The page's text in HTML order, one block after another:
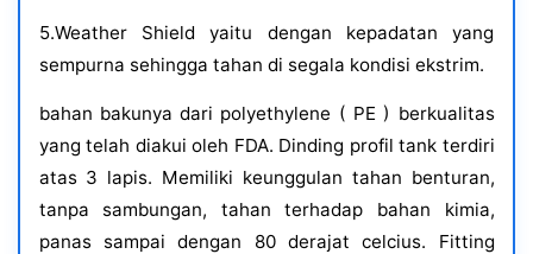
5.Weather Shield yaitu dengan kepadatan yang
sempurna sehingga tahan di segala kondisi ekstrim.
bahan bakunya dari polyethylene ( PE ) berkualitas
yang telah diakui oleh FDA. Dinding profil tank terdiri
atas 3 lapis. Memiliki keunggulan tahan benturan,
tanpa sambungan, tahan terhadap bahan kimia,
panas sampai dengan 80 derajat celcius. Fitting